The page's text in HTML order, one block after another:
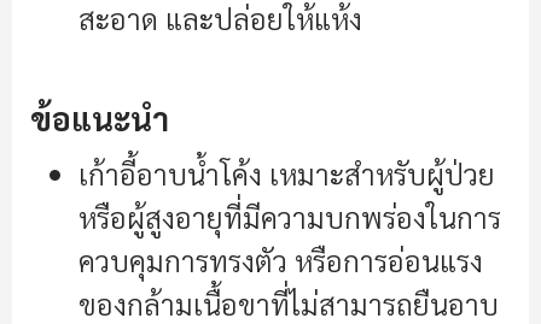
สะอาด และปล่อยให้แห้ง
ข้อแนะนำ
เก้าอี้อาบน้ำโค้ง เหมาะสำหรับผู้ป่วย
หรือผู้สูงอายุที่มีความบกพร่องในการ
ควบคุมการทรงตัว หรือการอ่อนแรง
ของกล้ามเนื้อขาที่ไม่สามารถยืนอาบ